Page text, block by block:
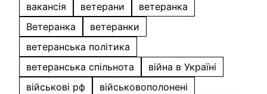
вакансія
ветерани
ветеранка
Ветеранка
ветеранки
ветеранська політика
ветеранська спільнота
війна в Україні
військові рф
військовополонені